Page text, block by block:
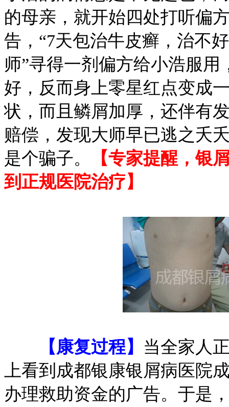
的母亲，就开始四处打听偏
告，“7天包治牛皮癣，治不
师”寻得一剂偏方给小浩服
好，反而身上零星红点变成
状，而且鳞屑加厚，还伴有
赔偿，发现大师早已逃之夭
是个骗子。
【专家提醒，银
到正规医院治疗】
【康复过程】 当全家人
上看到成都银康银屑病医院
办理救助资金的广告。于是